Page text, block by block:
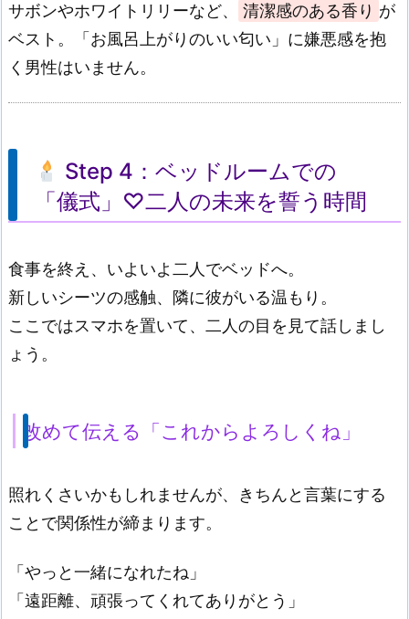
サボンやホワイトリリーなど、
清潔感のある香り が
ベスト。「お風呂上がりのいい匂い」に嫌悪感を抱
く男性はいません。
Step 4：ベッドルームでの
「儀式」♡二人の未来を誓う時間
食事を終え、いよいよ二人でベッドへ。
新しいシーツの感触、隣に彼がいる温もり。
ここではスマホを置いて、二人の目を見て話しまし
ょう。
改めて伝える「これからよろしくね」
照れくさいかもしれませんが、きちんと言葉にする
ことで関係性が締まります。
「やっと一緒になれたね」
「遠距離、頑張ってくれてありがとう」